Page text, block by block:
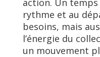
rythme et au
besoins, mais
l’énergie du
un mouvement